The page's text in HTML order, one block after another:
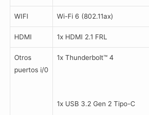
WIFI Wi-Fi 6 (802.11ax)
HDMI 1x HDMI 2.1 FRL
Otros
puertos i/0
1x Thunderbolt™ 4
1x USB 3.2 Gen 2 Tipo-C